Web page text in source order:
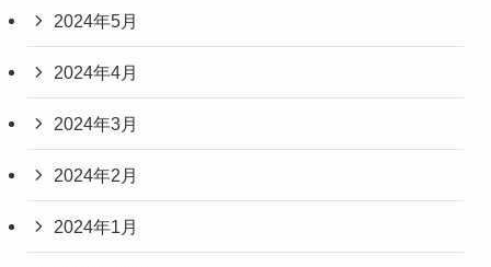
2024年5月
2024年4月
2024年3月
2024年2月
2024年1月